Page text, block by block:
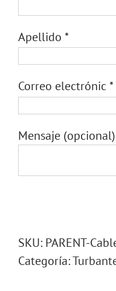
Apellido *
Correo electrónic*
Mensaje (opcional)
SKU: PARENT-
Categoría: